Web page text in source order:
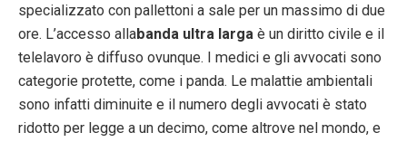
specializzato con pallettoni a sale per un massimo di due
ore. L’accesso allabanda ultra larga è un diritto civile e il
telelavoro è diffuso ovunque. I medici e gli avvocati sono
categorie protette, come i panda. Le malattie ambientali
sono infatti diminuite e il numero degli avvocati è stato
ridotto per legge a un decimo, come altrove nel mondo, e